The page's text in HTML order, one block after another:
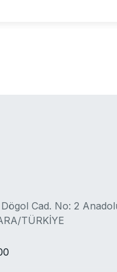
Cad. No: 2
TÜRKİYE